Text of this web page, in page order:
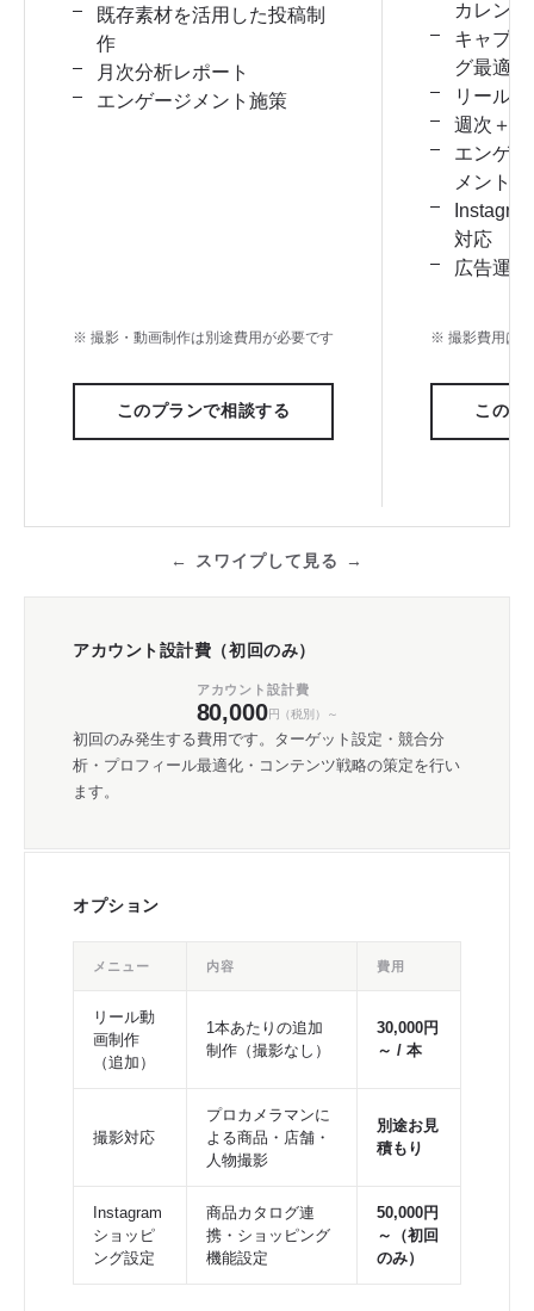
既存素材を活用した投稿制
作
月次分析レポート
エンゲージメント施策
※ 撮影・動画制作は別途費用が必要です
このプランで相談する
カレン
キャプ
グ最適化
リール
週次＋
エンゲ
メント
対応
広告運
※ 撮影費用は
このプ
スワイプして見る
アカウント設計費（初回のみ）
アカウント設計費
80,000円（税別）～
初回のみ発生する費用です。ターゲット設定・競合分
析・プロフィール最適化・コンテンツ戦略の策定を行い
ます。
オプション
メニュー 内容 費用
リール動
画制作
（追加）
1本あたりの追加
制作（撮影なし）
30,000円
～ / 本
撮影対応
プロカメラマンに
よる商品・店舗・
人物撮影
別途お見
積もり
Instagram
ショッピ
ング設定
商品カタログ連
携・ショッピング
機能設定
50,000円
～（初回
のみ）